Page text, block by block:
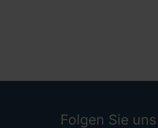
Folgen Sie uns